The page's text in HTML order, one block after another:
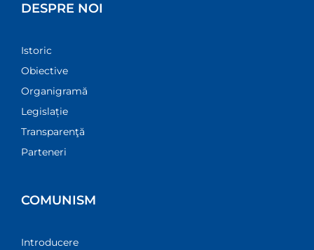
DESPRE NOI
Istoric
Obiective
Organigramă
Legislație
Transparenţă
Parteneri
COMUNISM
Introducere